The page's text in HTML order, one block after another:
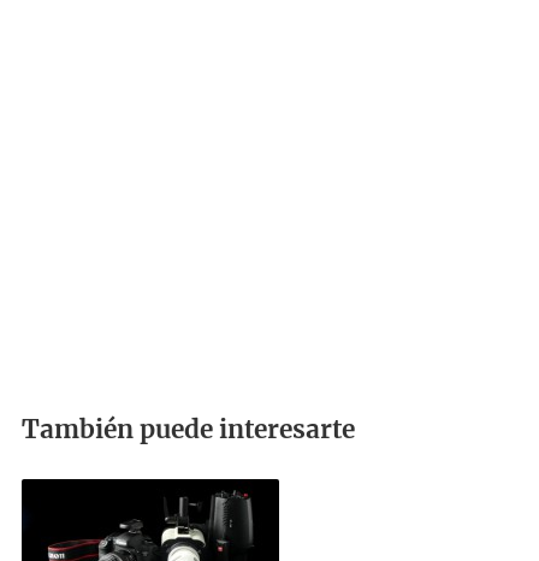
También puede interesarte